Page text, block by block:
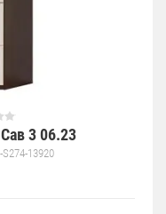
3 06.23
13920